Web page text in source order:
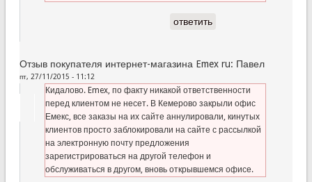
ответить
Отзыв покупателя интернет-магазина Emex ru: Павел
пт, 27/11/2015 - 11:12
Кидалово. Emex, по факту никакой ответственности
перед клиентом не несет. В Кемерово закрыли офис
Емекс, все заказы на их сайте аннулировали, кинутых
клиентов просто заблокировали на сайте с рассылкой
на электронную почту предложения
зарегистрироваться на другой телефон и
обслуживаться в другом, вновь открывшемся офисе.